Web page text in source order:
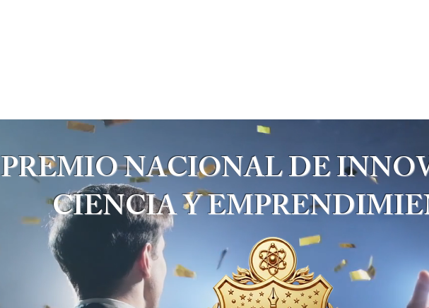
PREMIO NACIONAL DE
CIENCIA Y